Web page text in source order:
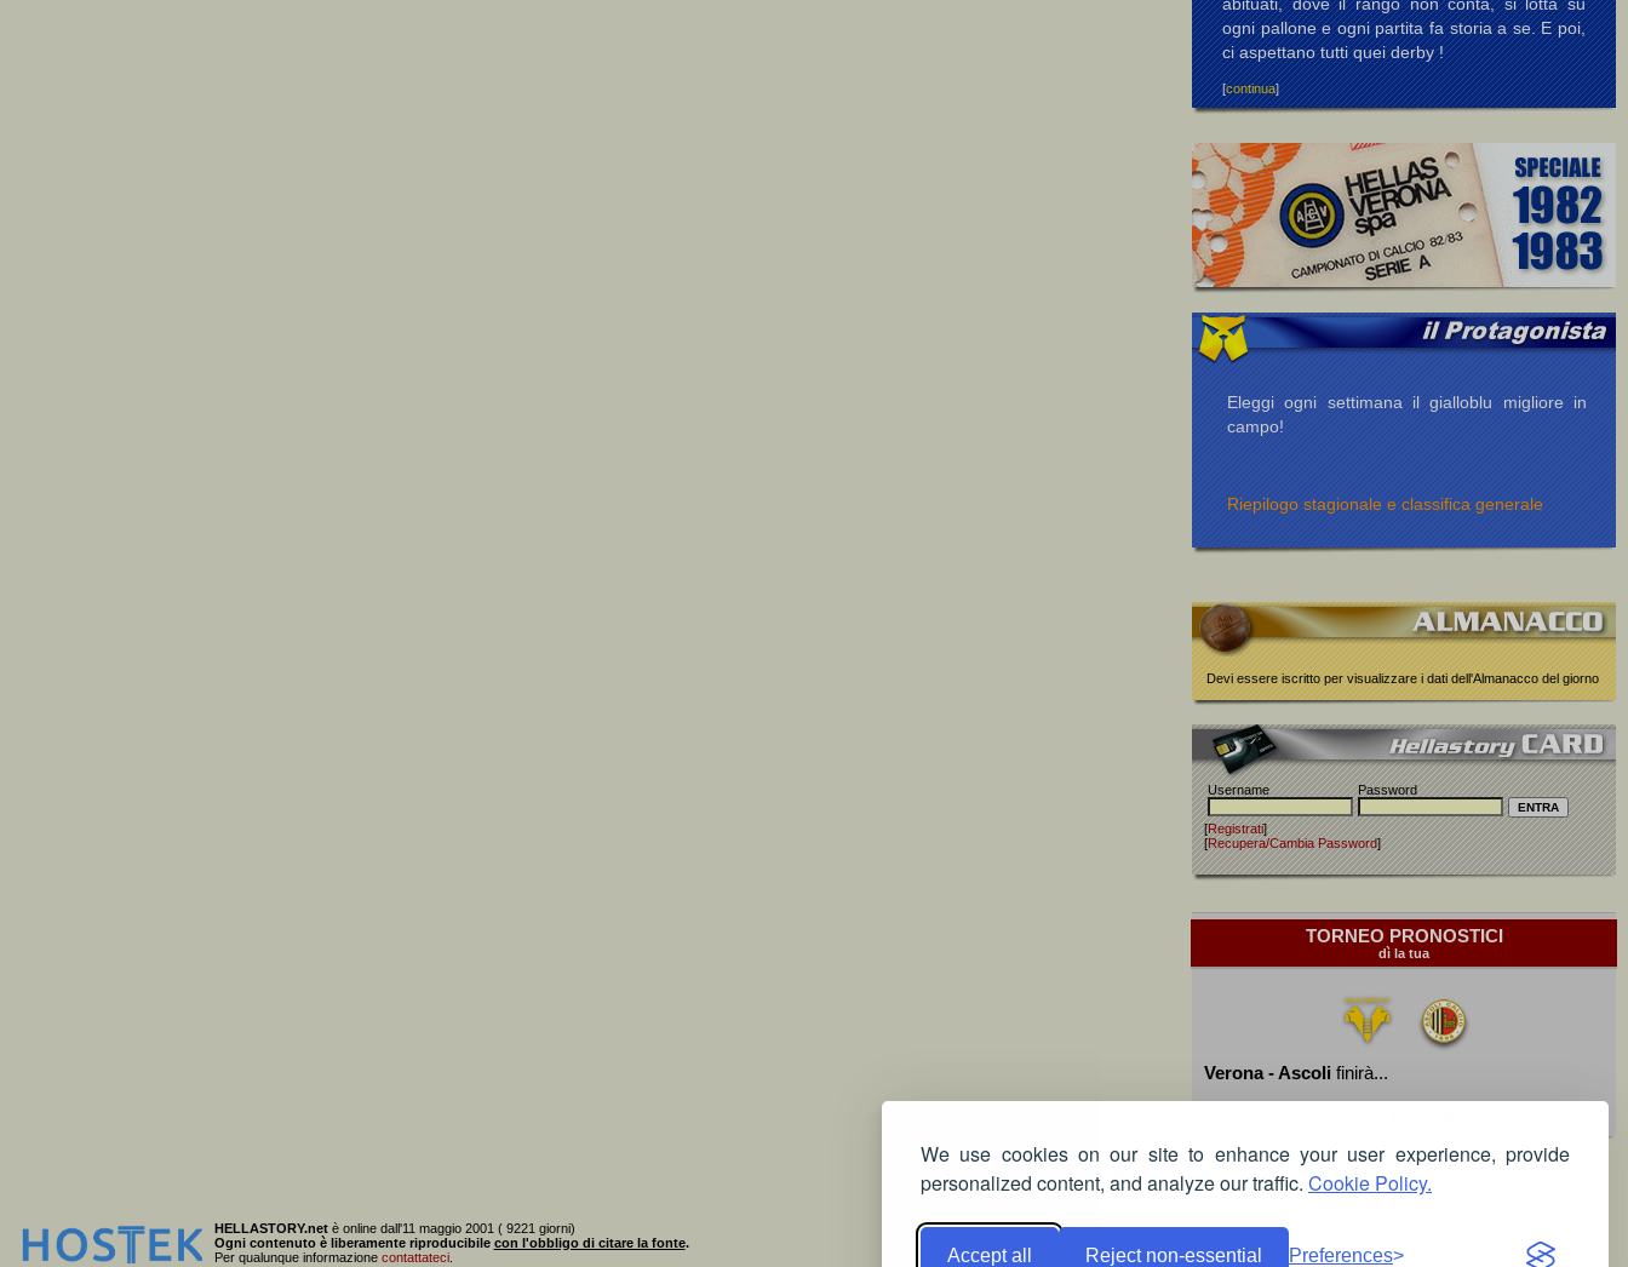
We use cookies on our site to enhance your user experience, provide
personalized content, and analyze our traffic. Cookie Policy.
Accept all Reject non-essential Preferences
abituati, dove il rango non conta, si lotta su
ogni pallone e ogni partita fa storia a se. E poi,
ci aspettano tutti quei derby !
[continua]
Eleggi ogni settimana il gialloblu migliore in
campo!
Riepilogo stagionale e classifica generale
Devi essere iscritto per visualizzare i dati dell'Almanacco del giorno
Username Password
[Registrati]
[Recupera/Cambia Password]
TORNEO PRONOSTICI
dì la tua
Verona - Ascoli finirà...
HELLASTORY.netè online dall'11 maggio 2001 ( 9221 giorni)
Ogni contenuto è liberamente riproducibile con l'obbligo di citare la fonte.
Per qualunque informazione contattateci.